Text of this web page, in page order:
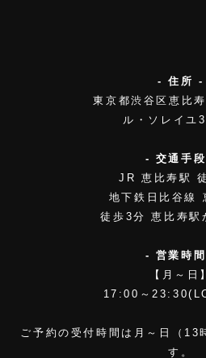
- 住所 -
東京都渋谷区恵比
ル・ソレイユ
- 交通手
JR 恵比寿駅
地下鉄日比谷線
徒歩3分 恵比寿駅
- 営業時
【月～日】
17:00～
ご予約の受付時間は月～日（13
す。